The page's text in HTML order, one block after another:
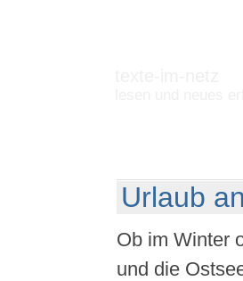
Urlaub
Ob im Winter
und die